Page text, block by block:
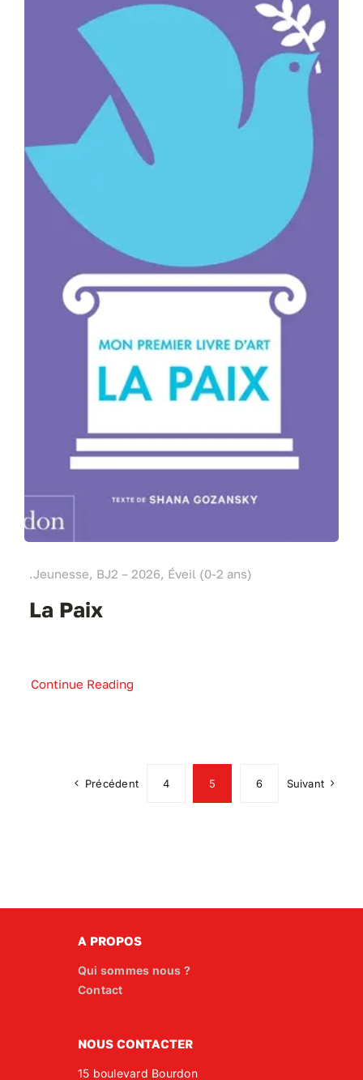
.Jeunesse, BJ2 – 2026, Éveil (0-2 ans)
La Paix
Continue Reading
Précédent 4 5 6 Suivant
A PROPOS
Qui sommes nous ?
Contact
NOUS CONTACTER
15 boulevard Bourdon